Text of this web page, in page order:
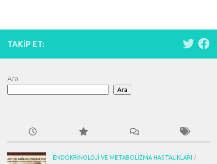
TAKIP ET:
Ara
Ara
ENDOKRINOLOJI VE METABOLIZMA HASTALIKLARI
/